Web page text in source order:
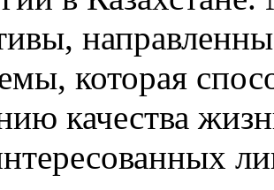
которая
качества